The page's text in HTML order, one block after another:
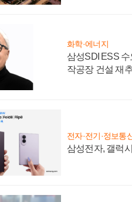
화학·에너지
삼성SDI ESS
작공장 건설 재
전자·전기·정보통
삼성전자, 갤럭